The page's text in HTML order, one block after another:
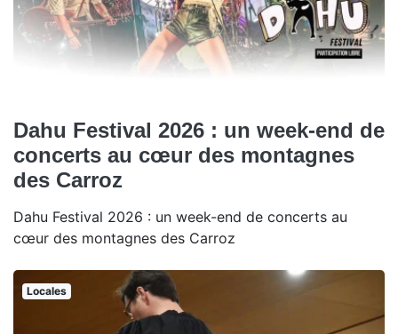
Dahu Festival 2026 : un week-end de
concerts au cœur des montagnes
des Carroz
Dahu Festival 2026 : un week-end de concerts au
cœur des montagnes des Carroz
Locales